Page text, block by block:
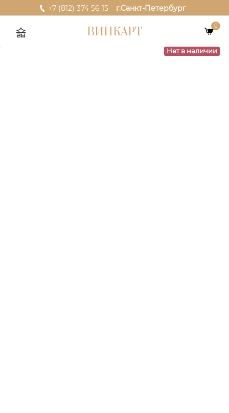
+7 (812) 374 56 15 г.Санкт-Петербург
ВИНКАРТ 0
Нет в наличии